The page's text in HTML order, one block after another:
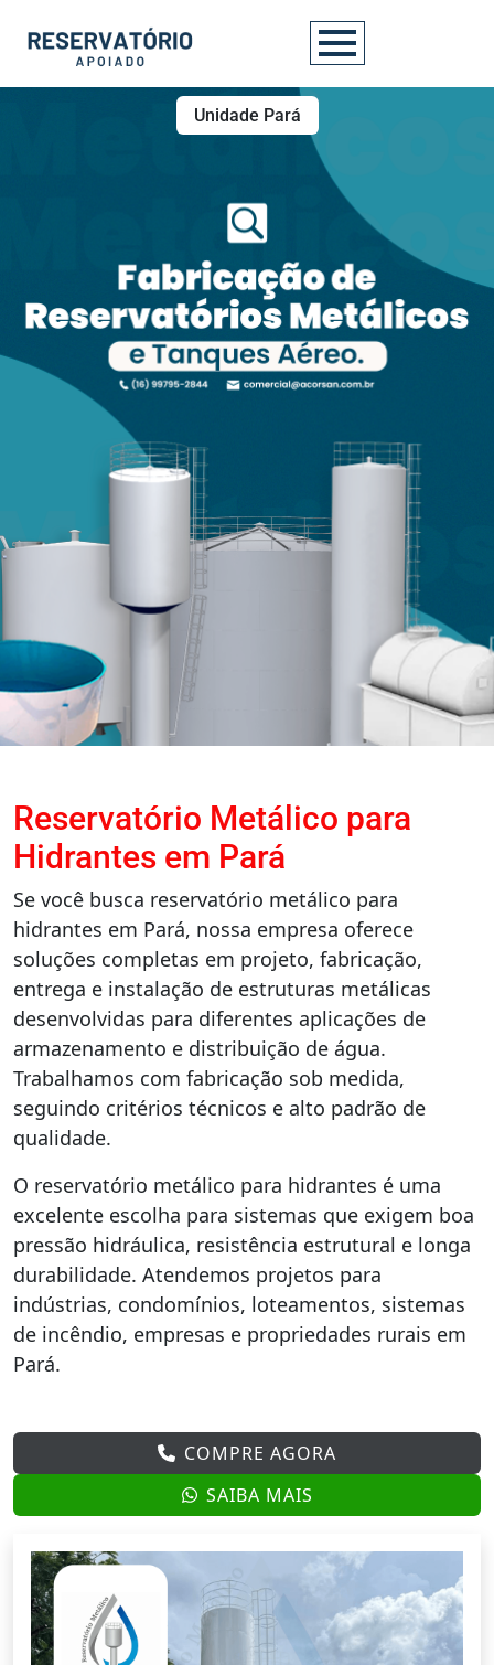
Unidade Pará
Reservatório Metálico para
Hidrantes em Pará
Se você busca reservatório metálico para
hidrantes em Pará, nossa empresa oferece
soluções completas em projeto, fabricação,
entrega e instalação de estruturas metálicas
desenvolvidas para diferentes aplicações de
armazenamento e distribuição de água.
Trabalhamos com fabricação sob medida,
seguindo critérios técnicos e alto padrão de
qualidade.
O reservatório metálico para hidrantes é uma
excelente escolha para sistemas que exigem boa
pressão hidráulica, resistência estrutural e longa
durabilidade. Atendemos projetos para
indústrias, condomínios, loteamentos, sistemas
de incêndio, empresas e propriedades rurais em
Pará.
COMPRE AGORA
SAIBA MAIS